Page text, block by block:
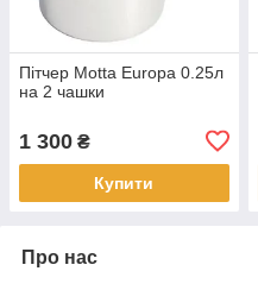
Пітчер Motta Europa 0.25л
на 2 чашки
1 300 ₴
Купити
Про нас